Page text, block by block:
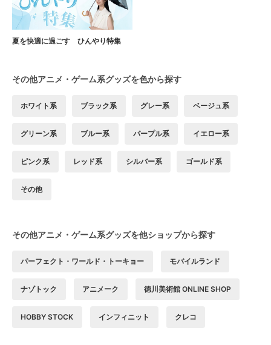
夏を快適に過ごす ひんやり特集
その他アニメ・ゲーム系グッズを色から探す
ホワイト系 ブラック系 グレー系 ベージュ系
グリーン系 ブルー系 パープル系 イエロー系
ピンク系 レッド系 シルバー系 ゴールド系
その他
その他アニメ・ゲーム系グッズを他ショップから探す
パーフェクト・ワールド・トーキョー モバイルランド
ナゾトック アニメーク 徳川美術館 ONLINE SHOP
HOBBY STOCK インフィニット クレコ